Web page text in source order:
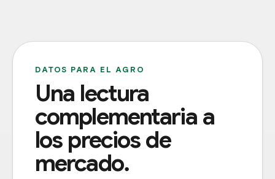
DATOS PARA EL AGRO
Una lectura
complementaria a
los precios de
mercado.